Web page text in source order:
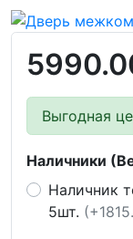
Выгодная
Наличники
Наличник
5шт.